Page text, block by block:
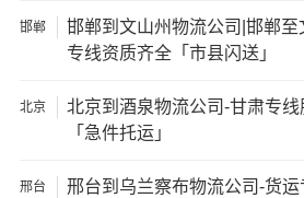
★ 由于货运运输比较特殊，请您托
通知公司客服以便安排仓库存放。
们的服务提出意见或建议，我们会
邯郸
邯郸到文山州物流公司|邯郸至
专线资质齐全「市县闪送」
北京
北京到酒泉物流公司-甘肃专线
「急件托运」
邢台
邢台到乌兰察布物流公司-货运